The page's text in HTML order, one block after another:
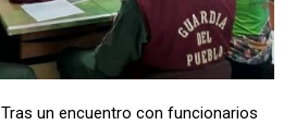
Tras un encuentro con funcionarios